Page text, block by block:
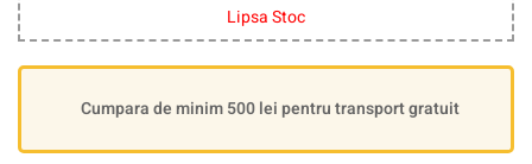
Lipsa Stoc
Cumpara de minim 500 lei pentru transport gratuit